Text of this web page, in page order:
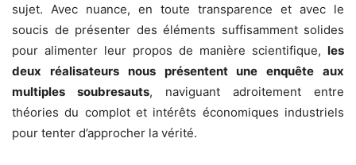
sujet. Avec nuance, en toute transparence et avec le
soucis de présenter des éléments suffisamment solides
pour alimenter leur propos de manière scientifique, les
deux réalisateurs nous présentent une enquête aux
multiples soubresauts, naviguant adroitement entre
théories du complot et intérêts économiques industriels
pour tenter d’approcher la vérité.